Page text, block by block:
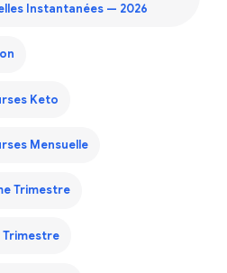
Instantanées — 2026
Keto
Mensuelle
Trimestre
Trimestre